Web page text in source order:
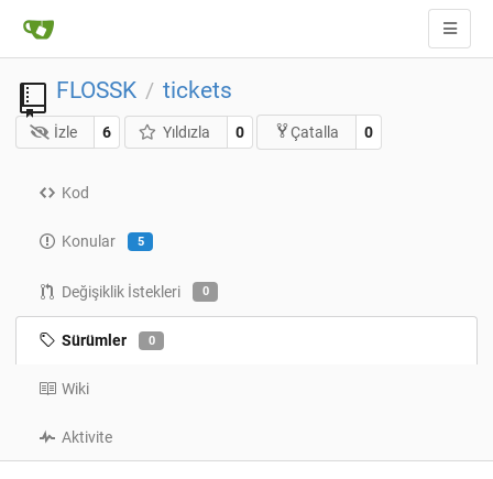
FLOSSK / tickets
İzle 6 Yıldızla 0 Çatalla 0
Kod
Konular 5
Değişiklik İstekleri 0
Sürümler 0
Wiki
Aktivite